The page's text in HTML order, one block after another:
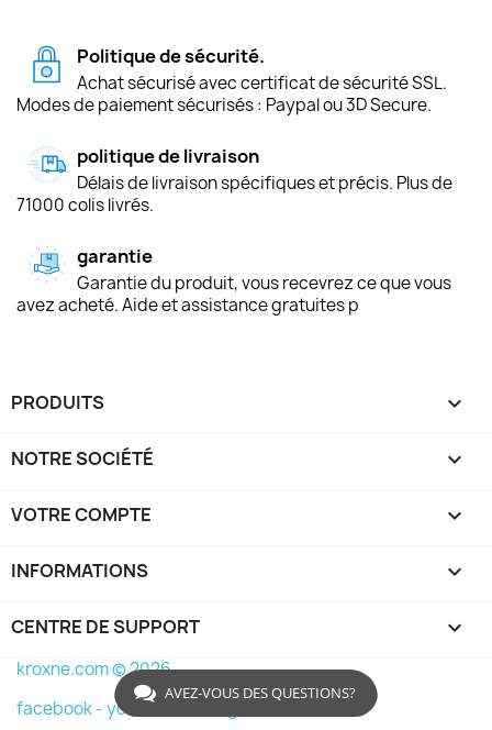
Politique de sécurité.
Achat sécurisé avec certificat de sécurité SSL.
Modes de paiement sécurisés : Paypal ou 3D Secure.
politique de livraison
Délais de livraison spécifiques et précis. Plus de
71000 colis livrés.
garantie
Garantie du produit, vous recevrez ce que vous
avez acheté. Aide et assistance gratuites p
PRODUITS 
NOTRE SOCIÉTÉ 
VOTRE COMPTE 
INFORMATIONS keyboard_arrow_down
CENTRE DE SUPPORT 
kroxne.com © 2026
facebook -youtube -
AVEZ-VOUS DES QUESTIONS?